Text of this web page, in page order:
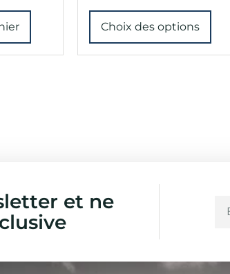
Choix des options
et ne